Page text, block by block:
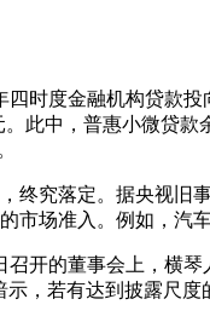
度金融机构贷款投
此中，普惠小微贷
究落定。据央视旧
场准入。例如，汽
的董事会上，横琴
，若有达到披露尺度